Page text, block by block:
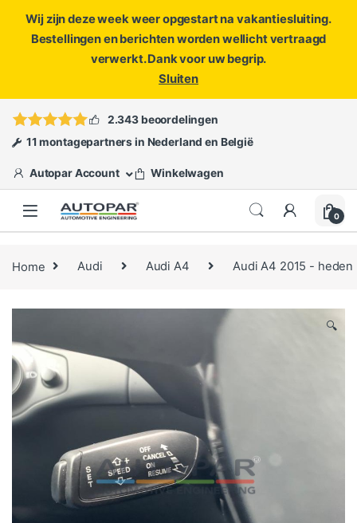
Wij zijn deze week weer opgestart na vakantiesluiting.
Bestellingen en berichten worden wellicht vertraagd
verwerkt. Dank voor uw begrip.
Sluiten
ofopen een ticket
2.343 beoordelingen
11 montagepartners in Nederland en België
Autopar Account Winkelwagen
0
Home Audi Audi A4 Audi A4 2015 - heden
🔍